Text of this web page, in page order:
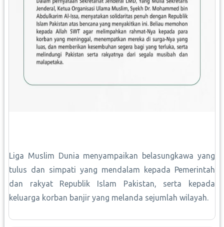
Liga Muslim Dunia menyampaikan belasungkawa yang
tulus dan simpati yang mendalam kepada Pemerintah
dan rakyat Republik Islam Pakistan, serta kepada
keluarga korban banjir yang melanda sejumlah wilayah.